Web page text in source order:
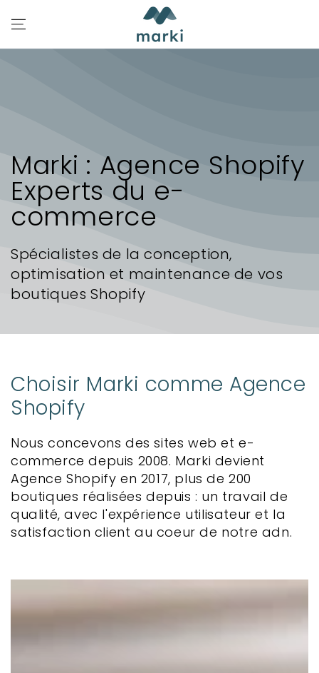
CONTENU
Marki : Agence Shopify
Experts du e-
commerce
Spécialistes de la conception,
optimisation et maintenance de vos
boutiques Shopify
Choisir Marki comme Agence
Shopify
Nous concevons des sites web et e-
commerce depuis 2008. Marki devient
Agence Shopify en 2017, plus de 200
boutiques réalisées depuis : un travail de
qualité, avec l'expérience utilisateur et la
satisfaction client au coeur de notre adn.